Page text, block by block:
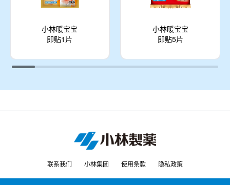
小林暖宝宝
即贴1片
小林暖宝宝
即贴5片
联系我们 小林集团 使用条款 隐私政策